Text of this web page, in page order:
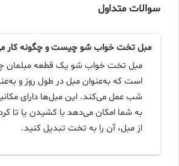
سوالات متداول
مبل تخت خواب شو چیست و چگونه کار
مبل تخت خواب شو یک قطعه مبلمان
است که به‌عنوان مبل در طول روز و
شب عمل می‌کند. این مبل‌ها دارای
به شما امکان می‌دهد با کشیدن یا تا
از مبل، آن را به تخت تبدیل کنید.